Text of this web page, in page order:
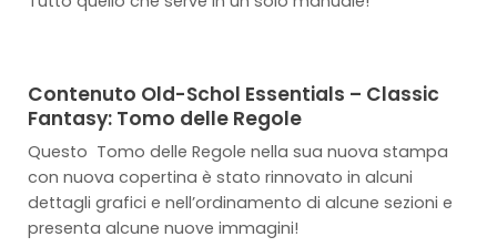
Contenuto Old-Schol Essentials – Classic
Fantasy: Tomo delle Regole
Questo Tomo delle Regole nella sua nuova stampa
con nuova copertina è stato rinnovato in alcuni
dettagli grafici e nell’ordinamento di alcune sezioni e
presenta alcune nuove immagini!